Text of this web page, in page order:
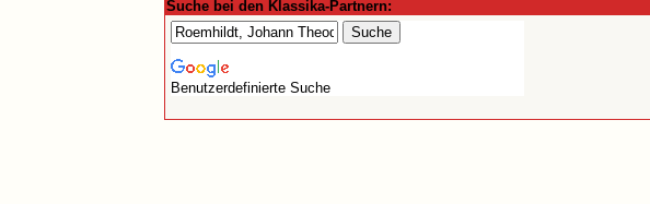
Suche bei den Klassika-Partnern:
Benutzerdefinierte Suche